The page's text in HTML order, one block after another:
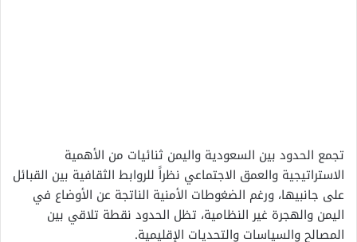
تجمع الحدود بين السعودية واليمن ثنائيات من الأهمية
الاستراتيجية والعمق الاجتماعي نظراً للروابط الثقافية بين القبائل
على جانبيها، ورغم الضغوطات الأمنية الناتجة عن الأوضاع في
اليمن والهجرة غير النظامية، تظل الحدود نقطة تلاقي بين
المصالح والسياسات والتحديات الإقليمية.